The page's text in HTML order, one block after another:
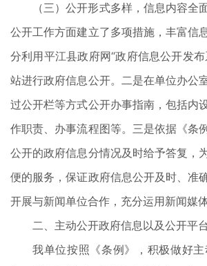
（三）公开形式多样，信息内容全
公开工作方面建立了多项措施，丰富信
分利用平江县政府网“政府信息公开发
站进行政府信息公开。二是在单位办公
过公开栏等方式公开办事指南，包括内
作职责、办事流程图等。三是依据《条
公开的政府信息分情况及时给予答复，
便的服务，保证政府信息公开及时、准
开展与新闻单位合作，充分运用新闻媒
二、主动公开政府信息以及公开平
我单位按照《条例》，积极做好